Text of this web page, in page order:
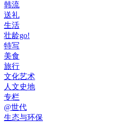
韩流
送礼
生活
壮龄go!
特写
美食
旅行
文化艺术
人文史地
专栏
@世代
生态与环保